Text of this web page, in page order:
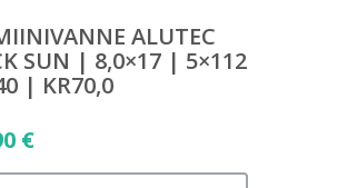
ALUTEC
SUN | 8,0×17 | 5×112
| KR70,0
€